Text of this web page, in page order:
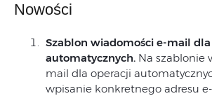
Nowości
Szablon wiadomości e-mail
automatycznych. Na szablonie
mail dla operacji
wpisanie konkretnego adresu